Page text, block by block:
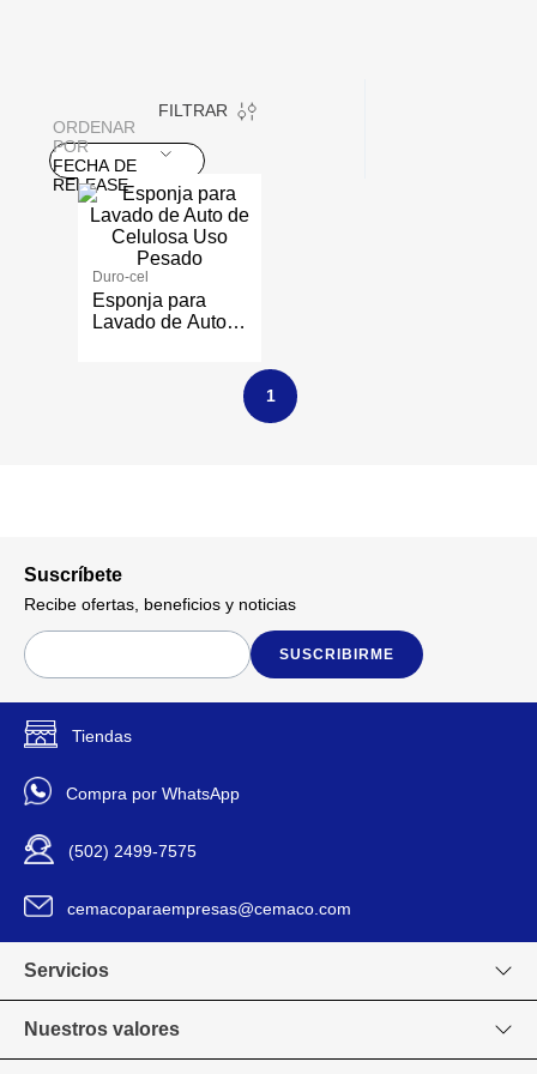
FILTRAR
ORDENAR
POR
FECHA DE
RELEASE
Duro-cel
Esponja para
Lavado de Auto
1
Suscríbete
Recibe ofertas, beneficios y noticias
SUSCRIBIRME
Tiendas
Compra por WhatsApp
(502) 2499-7575
cemacoparaempresas@cemaco.com
Servicios
Nuestros valores